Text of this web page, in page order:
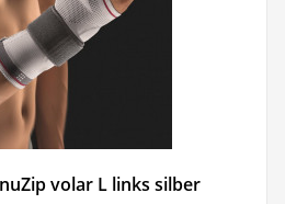
volar L links silber